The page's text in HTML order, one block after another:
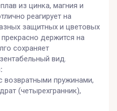
из цинка, магния и
реагирует на
защитных и цветовых
держится на
сохраняет
вид.
возвратными пружинами,
(четырехгранник),